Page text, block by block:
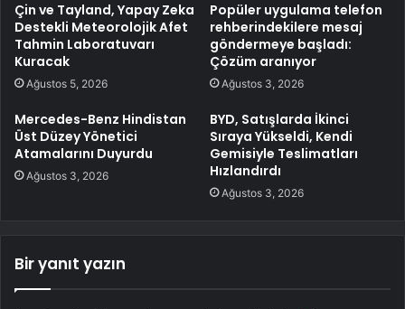
Çin ve Tayland, Yapay Zeka
Destekli Meteorolojik Afet
Tahmin Laboratuvarı
Kuracak
Ağustos 5, 2026
Popüler uygulama telefon
rehberindekilere mesaj
göndermeye başladı:
Çözüm aranıyor
Ağustos 3, 2026
Mercedes-Benz Hindistan
Üst Düzey Yönetici
Atamalarını Duyurdu
Ağustos 3, 2026
BYD, Satışlarda İkinci
Sıraya Yükseldi, Kendi
Gemisiyle Teslimatları
Hızlandırdı
Ağustos 3, 2026
Bir yanıt yazın